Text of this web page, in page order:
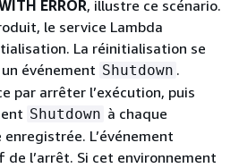
ERROR, illustre ce scénario.
le service Lambda
La réinitialisation se
événement Shutdown .
par arrêter l’exécution, puis
Shutdown à chaque
L’événement
l’arrêt. Si cet environnement